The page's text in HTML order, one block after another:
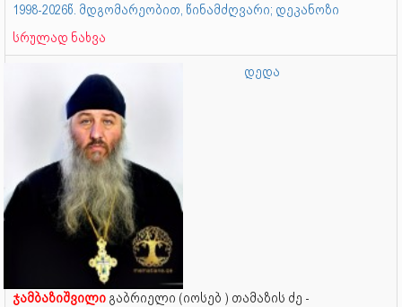
1998-2026წ. მდგომარეობით, წინამძღვარი; დეკანოზი
სრულად ნახვა
დედა
ჯამბაზიშვილი გაბრიელი (იოსებ ) თამაზის ძე -